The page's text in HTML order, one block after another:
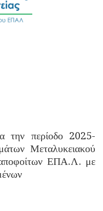
την περίοδο 2025-
Μεταλυκειακού
ΕΠΑ.Λ. με